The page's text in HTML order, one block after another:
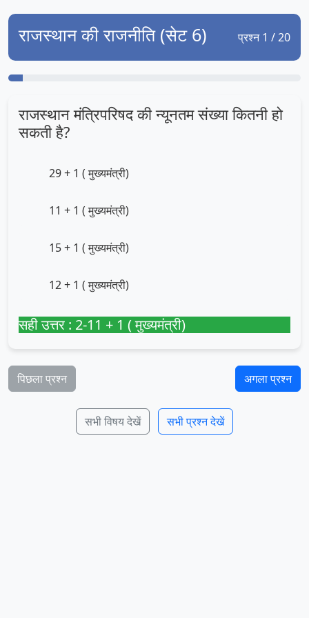
राजस्थान की राजनीति (सेट 6) प्रश्न 1 / 20
राजस्थान मंत्रिपरिषद की न्यूनतम संख्या कितनी हो
सकती है?
29 + 1 ( मुख्यमंत्री)
11 + 1 ( मुख्यमंत्री)
15 + 1 ( मुख्यमंत्री)
12 + 1 ( मुख्यमंत्री)
सही उत्तर : 2-11 + 1 ( मुख्यमंत्री)
पिछला प्रश्न अगला प्रश्न
सभी विषय देखें सभी प्रश्न देखें